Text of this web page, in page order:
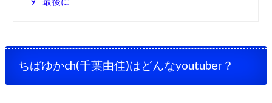
ちばゆかch(千葉由佳)はどんなyoutuber？